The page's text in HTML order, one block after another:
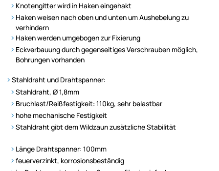
Knotengitter wird in Haken eingehakt
Haken weisen nach oben und unten um Aushebelung zu
verhindern
Haken werden umgebogen zur Fixierung
Eckverbauung durch gegenseitiges Verschrauben möglich,
Bohrungen vorhanden
Stahldraht und Drahtspanner:
Stahldraht, Ø 1,8mm
Bruchlast/Reißfestigkeit: 110kg, sehr belastbar
hohe mechanische Festigkeit
Stahldraht gibt dem Wildzaun zusätzliche Stabilität
Länge Drahtspanner: 100mm
feuerverzinkt, korrosionsbeständig